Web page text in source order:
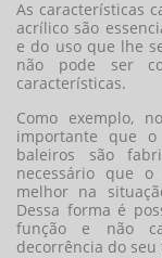
As características
acrílico são
e do uso que lhe
não pode ser
características.
Como exemplo,
importante que
baleiros são
necessário que
melhor na
Dessa forma é
função e não
decorrência do seu